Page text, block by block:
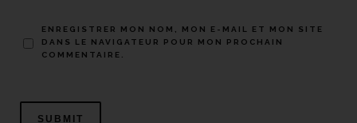
ENREGISTRER MON NOM, MON E-MAIL ET MON SITE
DANS LE NAVIGATEUR POUR MON PROCHAIN
COMMENTAIRE.